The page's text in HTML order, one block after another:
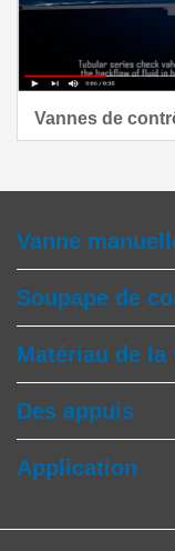
Vannes de
Vanne
Soupape de
Matériau de la
Des appuis
Application